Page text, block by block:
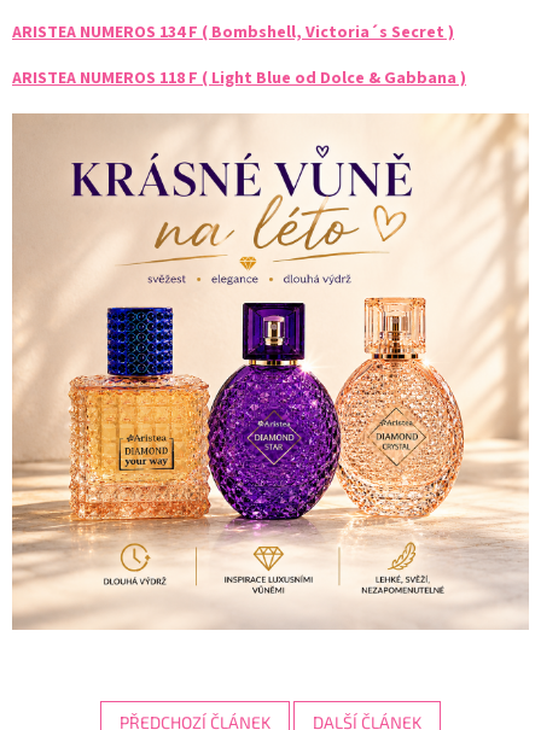
ARISTEA NUMEROS 134 F ( Bombshell, Victoria´s Secret )
ARISTEA NUMEROS 118 F ( Light Blue od Dolce & Gabbana )
PŘEDCHOZÍ ČLÁNEK DALŠÍ ČLÁNEK